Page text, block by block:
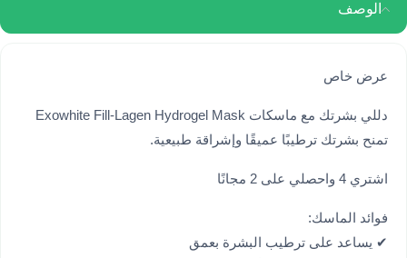
الوصف
عرض خاص
دللي بشرتك مع ماسكات Exowhite Fill-Lagen Hydrogel Mask
تمنح بشرتك ترطيبًا عميقًا وإشراقة طبيعية.
اشتري 4 واحصلي على 2 مجانًا
فوائد الماسك:
✔ يساعد على ترطيب البشرة بعمق